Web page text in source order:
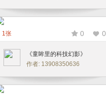
1张 0 0
《童眸里的科技幻影》
作者: 13908350636